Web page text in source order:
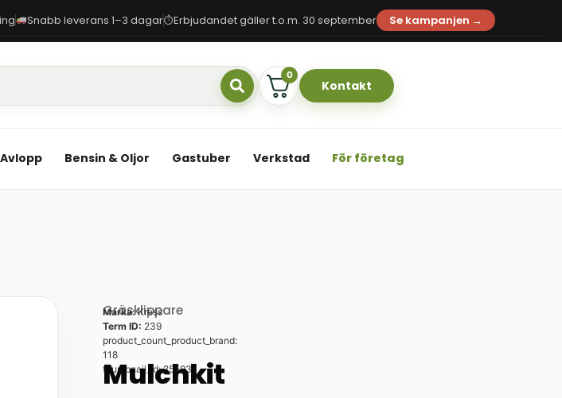
Snabb leverans 1–3 dagar⏱Erbjudandet gäller t.o.m. 30 september Se kampanjen →
0
Kontakt
Avlopp Bensin & Oljor Gastuber Verkstad För företag
Gräsklippare
Marka:Kress
Term ID: 239
product_count_product_brand:
118
thumbnail_id: 25593
Mulchkit